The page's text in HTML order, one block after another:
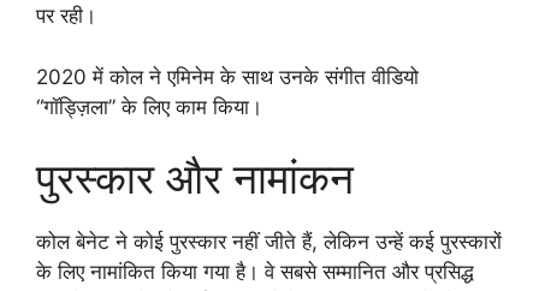
पर रही।
2020 में कोल ने एमिनेम के साथ उनके संगीत वीडियो
“गॉड्ज़िला” के लिए काम किया।
पुरस्कार और नामांकन
कोल बेनेट ने कोई पुरस्कार नहीं जीते हैं, लेकिन उन्हें कई पुरस्कारों
के लिए नामांकित किया गया है। वे सबसे सम्मानित और प्रसिद्ध